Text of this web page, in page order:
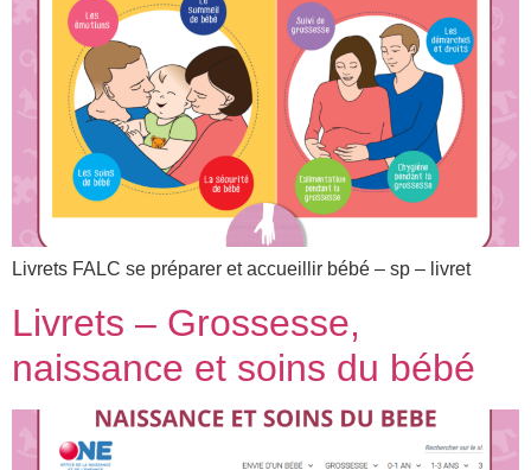
Livrets FALC se préparer et accueillir bébé – sp – livret
Livrets – Grossesse,
naissance et soins du bébé